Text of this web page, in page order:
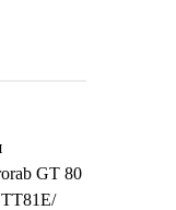
GT 80
ТТ81Е/